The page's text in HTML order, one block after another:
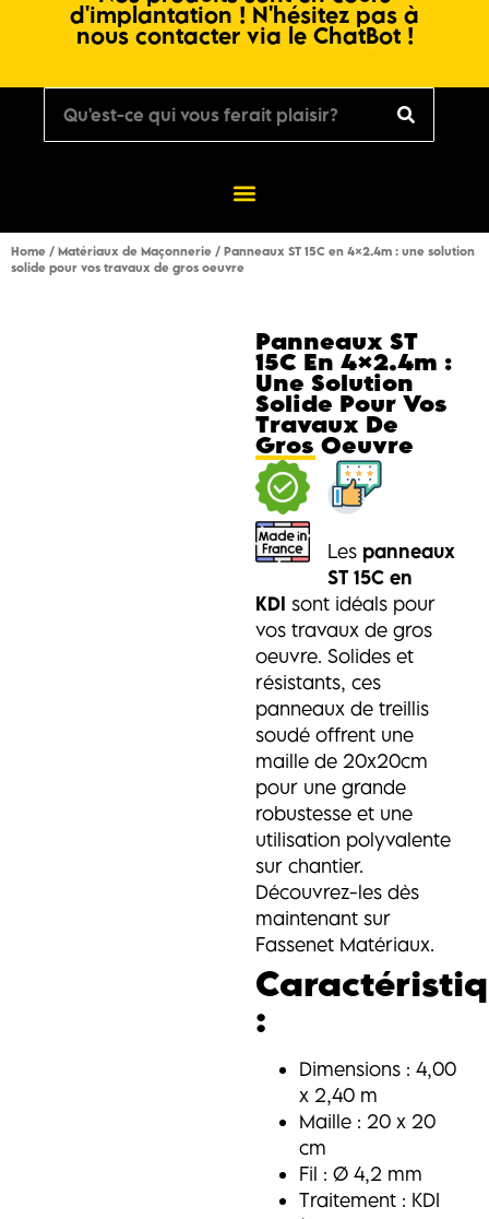
d'implantation ! N'hésitez pas à
nous contacter via le ChatBot !
Home / Matériaux de Maçonnerie / Panneaux ST 15C en 4×2.4m : une solution
solide pour vos travaux de gros oeuvre
Panneaux ST
15C En 4×2.4m :
Une Solution
Solide Pour Vos
Travaux De
Gros Oeuvre
Les panneaux
ST 15C en
KDI sont idéals pour
vos travaux de gros
oeuvre. Solides et
résistants, ces
panneaux de treillis
soudé offrent une
maille de 20x20cm
pour une grande
robustesse et une
utilisation polyvalente
sur chantier.
Découvrez-les dès
maintenant sur
Fassenet Matériaux.
:
Dimensions : 4,00
x 2,40 m
Maille : 20 x 20
cm
Fil : Ø 4,2 mm
Traitement : KDI